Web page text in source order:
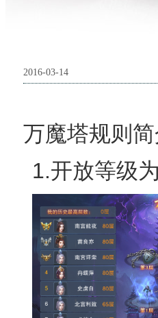
2016-03-14
万魔塔规则简
1.开放等级